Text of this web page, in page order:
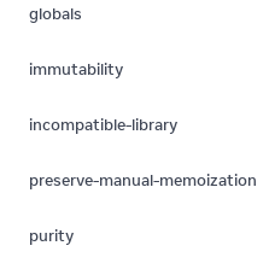
globals
immutability
incompatible-library
preserve-manual-memoization
purity